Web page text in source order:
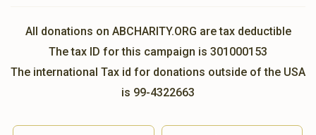
All donations on ABCHARITY.ORG are tax deductible
The tax ID for this campaign is 301000153
The international Tax id for donations outside of the USA
is 99-4322663